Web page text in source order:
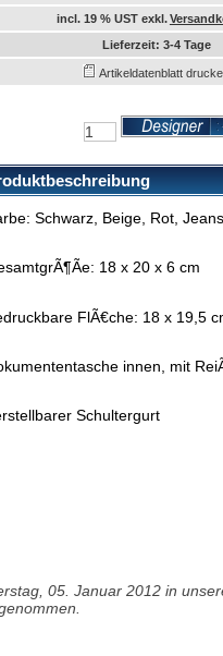
incl. 19 % UST exkl.
Lieferzeit: 3-4 Tage
Artikeldatenblatt
Schwarz, Beige, Rot, Jeans
18 x 20 x 6 cm
FlÃ€che: 18 x 19,5
innen, mit
Schultergurt
05. Januar 2012 in